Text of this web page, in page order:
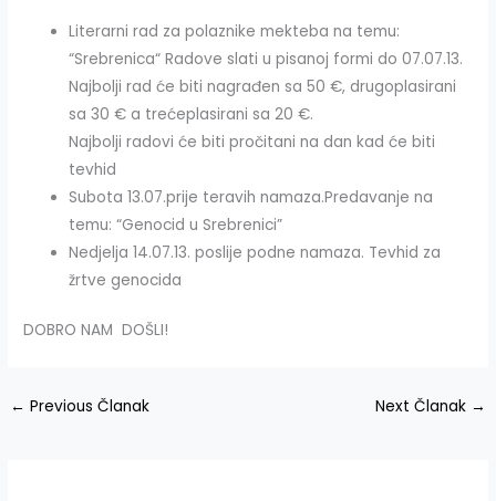
Literarni rad za polaznike mekteba na temu:
“Srebrenica“ Radove slati u pisanoj formi do 07.07.13.
Najbolji rad će biti nagrađen sa 50 €, drugoplasirani
sa 30 € a trećeplasirani sa 20 €.
Najbolji radovi će biti pročitani na dan kad će biti
tevhid
Subota 13.07.prije teravih namaza.Predavanje na
temu: “Genocid u Srebrenici”
Nedjelja 14.07.13. poslije podne namaza. Tevhid za
žrtve genocida
DOBRO NAM DOŠLI!
← Previous Članak Next Članak →